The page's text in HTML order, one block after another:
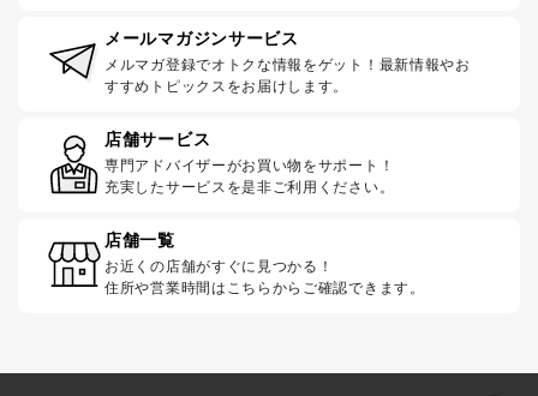
メールマガジンサービス
メルマガ登録でオトクな情報をゲット！最新情報やお
すすめトピックスをお届けします。
店舗サービス
専門アドバイザーがお買い物をサポート！
充実したサービスを是非ご利用ください。
店舗一覧
お近くの店舗がすぐに見つかる！
住所や営業時間はこちらからご確認できます。